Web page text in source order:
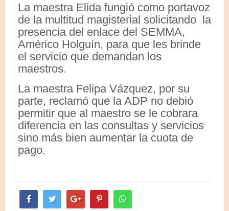
La maestra Elida fungió como portavoz
de la multitud magisterial solicitando la
presencia del enlace del SEMMA,
Américo Holguín, para que les brinde
el servicio que demandan los
maestros.
La maestra Felipa Vázquez, por su
parte, reclamó que la ADP no debió
permitir que al maestro se le cobrara
diferencia en las consultas y servicios
sino más bien aumentar la cuota de
pago.